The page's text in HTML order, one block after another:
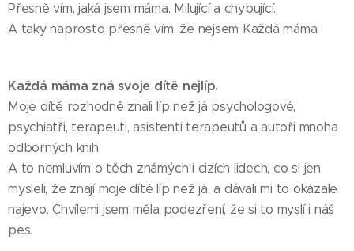
Přesně vím, jaká jsem máma. Milující a chybující.
A taky naprosto přesně vím, že nejsem Každá máma.
Každá máma zná svoje dítě nejlíp.
Moje dítě rozhodně znali líp než já psychologové,
psychiatři, terapeuti, asistenti terapeutů a autoři mnoha
odborných knih.
A to nemluvím o těch známých i cizích lidech, co si jen
mysleli, že znají moje dítě líp než já, a dávali mi to okázale
najevo. Chvílemi jsem měla podezření, že si to myslí i náš
pes.